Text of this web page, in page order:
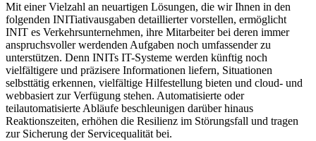
Mit einer Vielzahl an neuartigen Lösungen, die wir Ihnen in den
folgenden INITiativausgaben detaillierter vorstellen, ermöglicht
INIT es Verkehrsunternehmen, ihre Mitarbeiter bei deren immer
anspruchsvoller werdenden Aufgaben noch umfassender zu
unterstützen. Denn INITs IT-Systeme werden künftig noch
vielfältigere und präzisere Informationen liefern, Situationen
selbsttätig erkennen, vielfältige Hilfestellung bieten und cloud- und
webbasiert zur Verfügung stehen. Automatisierte oder
teilautomatisierte Abläufe beschleunigen darüber hinaus
Reaktionszeiten, erhöhen die Resilienz im Störungsfall und tragen
zur Sicherung der Servicequalität bei.